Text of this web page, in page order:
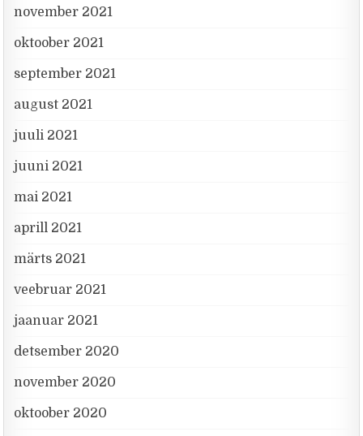
november 2021
oktoober 2021
september 2021
august 2021
juuli 2021
juuni 2021
mai 2021
aprill 2021
märts 2021
veebruar 2021
jaanuar 2021
detsember 2020
november 2020
oktoober 2020